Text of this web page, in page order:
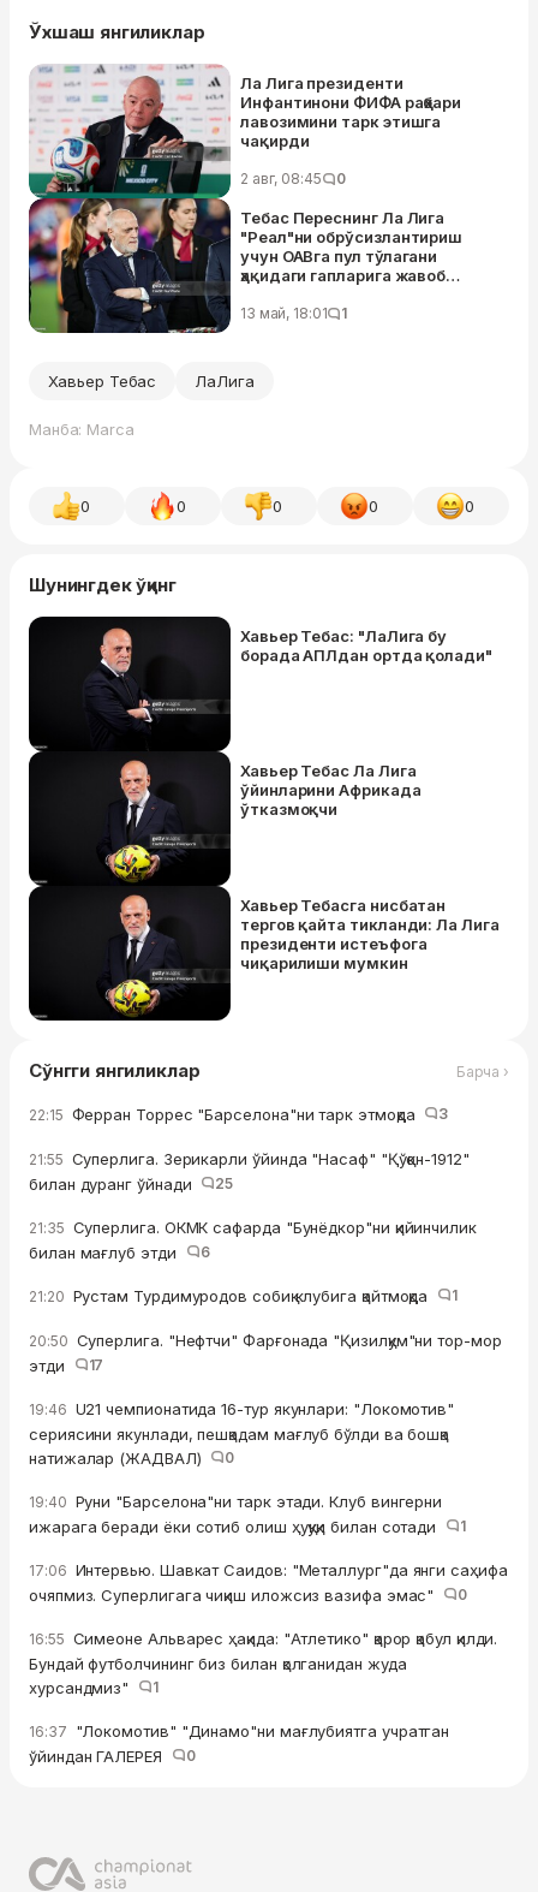
Ўхшаш янгиликлар
Ла Лига президенти
Инфантинони ФИФА раҳбари
лавозимини тарк этишга
чақирди
2 авг, 08:45 0
Тебас Переснинг Ла Лига
"Реал"ни обрўсизлантириш
учун ОАВга пул тўлагани
ҳақидаги гапларига жавоб
13 май, 18:01 1
Хавьер Тебас ЛаЛига
Манба: Marca
0 0 0 0 0
Шунингдек ўқинг
Хавьер Тебас: "ЛаЛига бу
борада АПЛдан ортда қолади"
Хавьер Тебас Ла Лига
ўйинларини Африкада
ўтказмоқчи
Хавьер Тебасга нисбатан
тергов қайта тикланди: Ла Лига
президенти истеъфога
чиқарилиши мумкин
Сўнгги янгиликлар Барча ›
22:15 Ферран Торрес "Барселона"ни тарк этмоқда 3
21:55 Суперлига. Зерикарли ўйинда "Насаф" "Қўқон-1912"
билан дуранг ўйнади
25
21:35 Суперлига. ОКМК сафарда "Бунёдкор"ни қийинчилик
билан мағлуб этди
6
21:20 Рустам Турдимуродов собиқ клубига қайтмоқда 1
20:50 Суперлига. "Нефтчи" Фарғонада "Қизилқум"ни тор-мор
этди
17
19:46 U21 чемпионатида 16-тур якунлари: "Локомотив"
сериясини якунлади, пешқадам мағлуб бўлди ва бошқа
натижалар (ЖАДВАЛ)
0
19:40 Руни "Барселона"ни тарк этади. Клуб вингерни
ижарага беради ёки сотиб олиш ҳуқуқи билан сотади
1
17:06 Интервью. Шавкат Саидов: "Металлург"да янги саҳифа
очяпмиз. Суперлигага чиқиш иложсиз вазифа эмас"
0
16:55 Симеоне Альварес ҳақида: "Атлетико" қарор қабул қилди.
Бундай футболчининг биз билан қолганидан жуда
хурсандмиз"
1
16:37 "Локомотив" "Динамо"ни мағлубиятга учратган
ўйиндан ГАЛЕРЕЯ
0